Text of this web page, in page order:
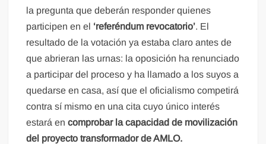
la pregunta que deberán responder quienes
participen en el ‘referéndum revocatorio’. El
resultado de la votación ya estaba claro antes de
que abrieran las urnas: la oposición ha renunciado
a participar del proceso y ha llamado a los suyos a
quedarse en casa, así que el oficialismo competirá
contra sí mismo en una cita cuyo único interés
estará encomprobar la capacidad de movilización
del proyecto transformador de AMLO.